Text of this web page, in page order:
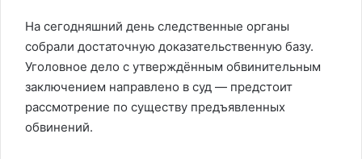
На сегодняшний день следственные органы
собрали достаточную доказательственную базу.
Уголовное дело с утверждённым обвинительным
заключением направлено в суд — предстоит
рассмотрение по существу предъявленных
обвинений.